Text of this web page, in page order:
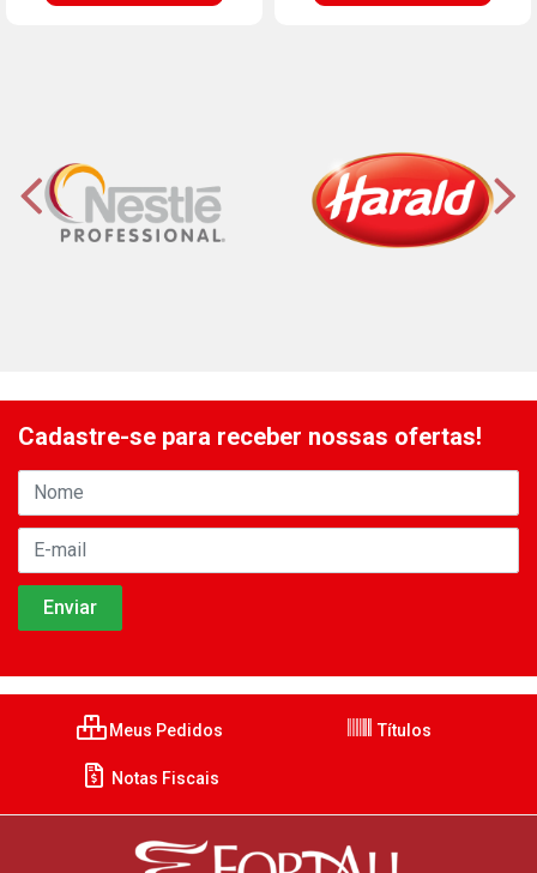
Cadastre-se para receber nossas ofertas!
Meus Pedidos Títulos
Notas Fiscais